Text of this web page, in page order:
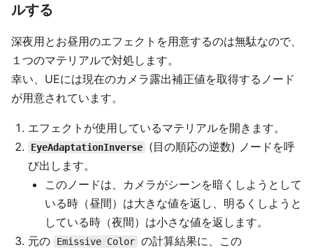
ルする
深夜用とお昼用のエフェクトを用意するのは無駄なので、
１つのマテリアルで対処します。
幸い、UEには現在のカメラ露出補正値を取得するノード
が用意されています。
エフェクトが使用しているマテリアルを開きます。
EyeAdaptationInverse
(目の順応の逆数) ノードを呼
び出します。
このノードは、カメラがシーンを暗くしようとして
いる時（昼間）は大きな値を返し、明るくしようと
している時（夜間）は小さな値を返します。
元の
Emissive Color の計算結果に、この